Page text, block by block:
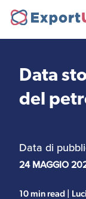
di
Data
del
Data di
24 MAGGIO
10 min read |